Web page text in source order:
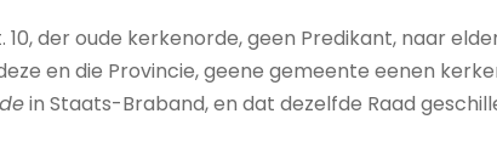
der oude kerkenorde, geen Predikant, naar
en die Provincie, geene gemeente eenen
in Staats-Braband, en dat dezelfde Raad